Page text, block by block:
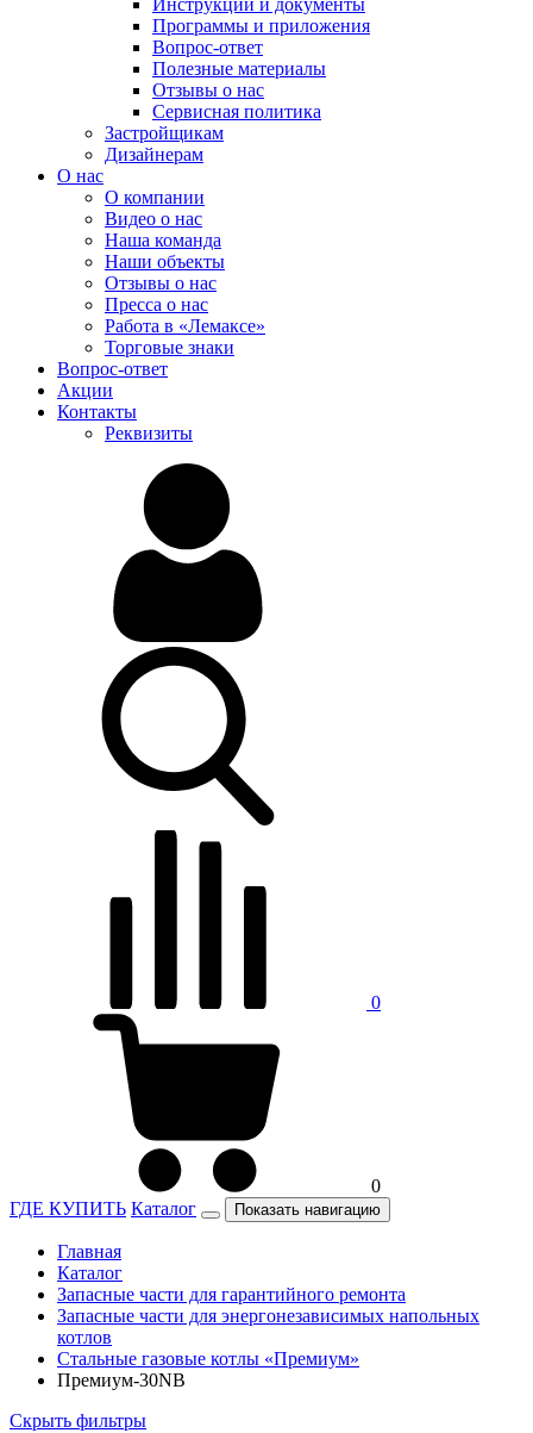
Инструкции и документы
Программы и приложения
Вопрос-ответ
Полезные материалы
Отзывы о нас
Сервисная политика
Застройщикам
Дизайнерам
О нас
О компании
Видео о нас
Наша команда
Наши объекты
Отзывы о нас
Пресса о нас
Работа в «Лемаксе»
Торговые знаки
Вопрос-ответ
Акции
Контакты
Реквизиты
0
0
ГДЕ КУПИТЬ Каталог Показать навигацию
Главная
Каталог
Запасные части для гарантийного ремонта
Запасные части для энергонезависимых напольных
котлов
Стальные газовые котлы «Премиум»
Премиум-30NB
Скрыть фильтры